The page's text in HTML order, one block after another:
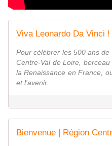
Viva Leonardo Da Vinci !
Pour célébrer les 500 ans
Centre-Val de Loire,
la Renaissance en France,
et l'avenir.
Bienvenue | Région